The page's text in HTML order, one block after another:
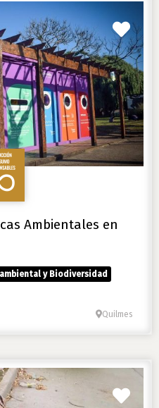
Ambientales en
y Biodiversidad
Quilmes